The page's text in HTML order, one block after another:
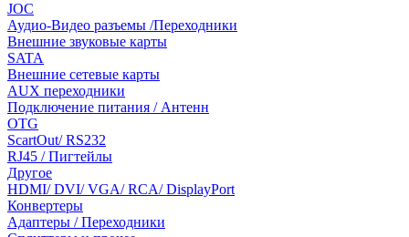
JOC
Аудио-Видео разъемы /Переходники
Внешние звуковые карты
SATA
Внешние сетевые карты
AUX переходники
Подключение питания / Антенн
OTG
ScartOut/ RS232
RJ45 / Пигтейлы
Другое
HDMI/ DVI/ VGA/ RCA/ DisplayPort
Конвертеры
Адаптеры / Переходники